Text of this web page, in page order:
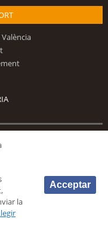
|AVÍS LEGAL
la
Acceptar